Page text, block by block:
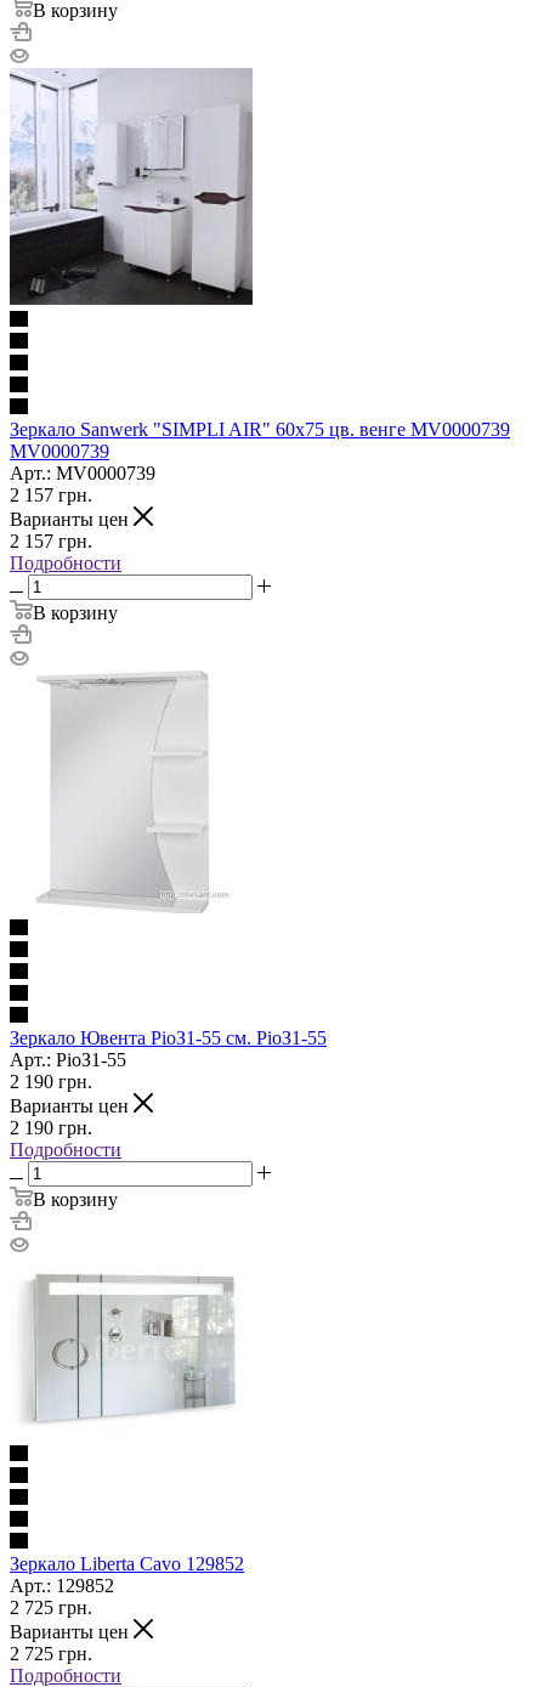
В корзину
Зеркало Sanwerk "SIMPLI AIR" 60x75 цв. венге MV0000739
MV0000739
Арт.: MV0000739
2 157 грн.
Варианты цен
2 157 грн.
Подробности
В корзину
Зеркало Ювента РіоЗ1-55 см. РіоЗ1-55
Арт.: РіоЗ1-55
2 190 грн.
Варианты цен
2 190 грн.
Подробности
В корзину
Зеркало Liberta Cavo 129852
Арт.: 129852
2 725 грн.
Варианты цен
2 725 грн.
Подробности